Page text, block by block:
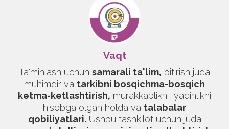
Vaqt
Ta'minlash uchun samarali ta'lim, bitirish juda
muhimdir va tarkibni bosqichma-bosqich
ketma-ketlashtirish, murakkablikni, yaqinlikni
hisobga olgan holda va talabalar
qobiliyatlari.Ushbu tashkilot uchun juda